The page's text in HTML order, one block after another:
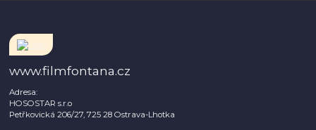
www.filmfontana.cz
Adresa:
HOSOSTAR s.r.o
Petřkovická 206/27, 725 28 Ostrava-Lhotka